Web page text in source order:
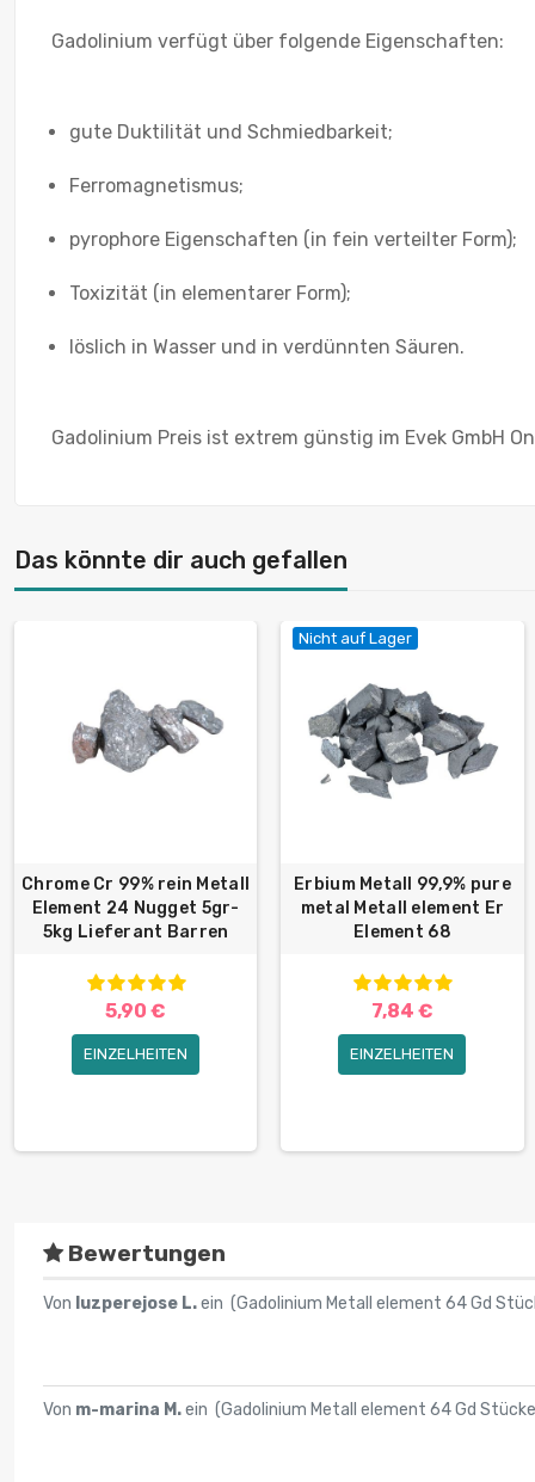
Gadolinium verfügt über folgende Eigenschaften:
gute Duktilität und Schmiedbarkeit;
Ferromagnetismus;
pyrophore Eigenschaften (in fein verteilter Form);
Toxizität (in elementarer Form);
löslich in Wasser und in verdünnten Säuren.
Gadolinium Preis ist extrem günstig im Evek GmbH
Das könnte dir auch gefallen
Chrome Cr 99% rein Metall
Element 24 Nugget 5gr-
5kg Lieferant Barren
5,90 €
EINZELHEITEN
Nicht auf Lager
Erbium Metall 99,9% pure
metal Metall element Er
Element 68
7,84 €
EINZELHEITEN
Bewertungen
Von luzperejose L.ein (Gadolinium Metall element 64 Gd
Von m-marina M.ein (Gadolinium Metall element 64 Gd